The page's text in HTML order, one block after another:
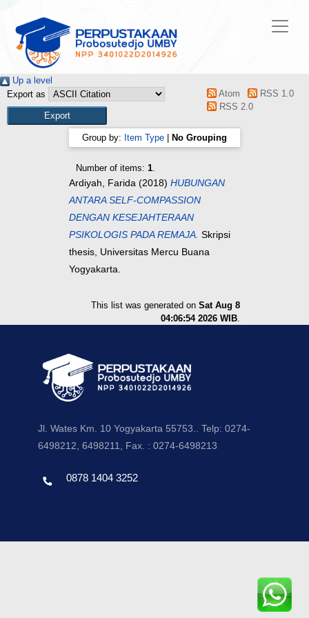
Up a level
Export as
Atom
RSS 1.0
RSS 2.0
Group by: Item Type No Grouping
Number of items: 1.
Ardiyah, Farida (2018) HUBUNGAN
ANTARA SELF-COMPASSION
DENGAN KESEJAHTERAAN
PSIKOLOGIS PADA REMAJA. Skripsi
thesis, Universitas Mercu Buana
Yogyakarta.
This list was generated on Sat Aug 8
04:06:54 2026 WIB.
Jl. Wates Km. 10 Yogyakarta 55753.. Telp: 0274-
6498212, 6498211, Fax. : 0274-6498213
0878 1404 3252